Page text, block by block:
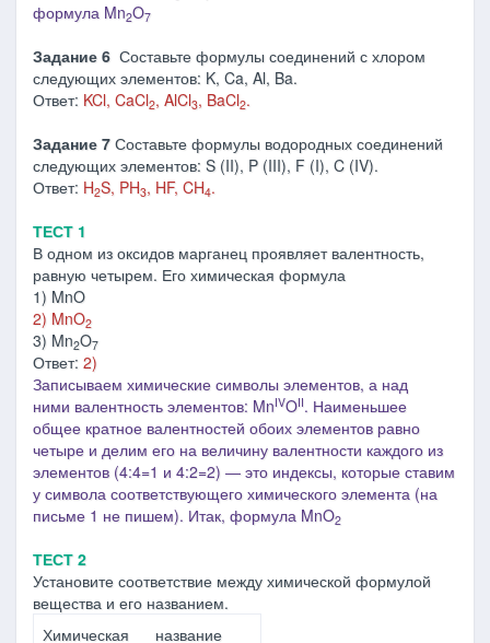
формула Mn2O7
Задание 6 Составьте формулы соединений с хлором
следующих элементов: K, Ca, Al, Ba.
Ответ: KCl, CaCl2, AlCl3, BaCl2.
Задание 7 Составьте формулы водородных соединений
следующих элементов: S (II), P (III), F (I), C (IV).
Ответ: H2S, PH3, HF, CH4.
ТЕСТ 1
В одном из оксидов марганец проявляет валентность,
равную четырем. Его химическая формула
1) MnO
2) MnO2
3) Mn2O7
Ответ: 2)
Записываем химические символы элементов, а над
ними валентность элементов: MnIVOII. Наименьшее
общее кратное валентностей обоих элементов равно
четыре и делим его на величину валентности каждого из
элементов (4:4=1 и 4:2=2) ― это индексы, которые ставим
у символа соответствующего химического элемента (на
письме 1 не пишем). Итак, формула MnO2
ТЕСТ 2
Установите соответствие между химической формулой
вещества и его названием.
Химическая
название